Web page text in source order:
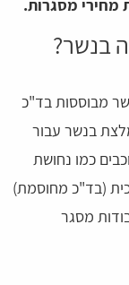
מחירי מסגרות.
בנשר?
מבוססות בד"כ
בנשר עבור
כמו נחושת
(בד"כ מחוסמת)
מסגר